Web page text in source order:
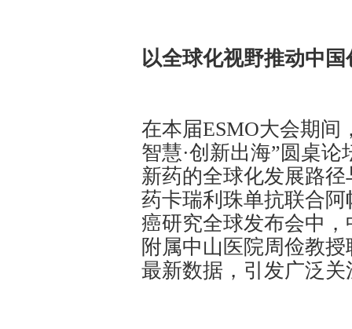
以全球化视野推动中
在本届ESMO大会期间
智慧·创新出海”圆桌
新药的全球化发展路
药卡瑞利珠单抗联合阿
癌研究全球发布会中
附属中山医院周俭教
最新数据，引发广泛关